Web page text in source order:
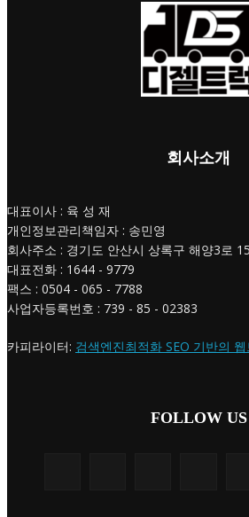
회사소개
대표이사 : 육 성 재
개인정보관리책임자 : 송민영
회사주소 : 경기도 안산시 상록구 해양3로
대표전화 : 1644 - 9779
팩스 : 0504 - 065 - 7788
사업자등록번호 : 739 - 85 - 02383
카피라이터: 검색엔진최적화 SEO 기반의
FOLLOW US